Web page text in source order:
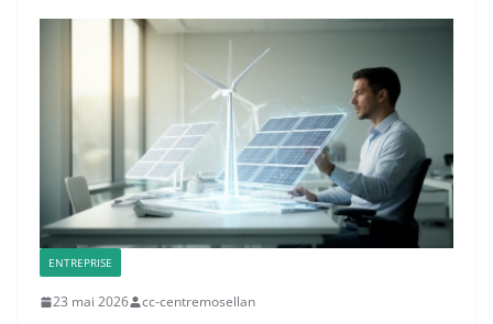
ENTREPRISE
23 mai 2026 cc-centremosellan